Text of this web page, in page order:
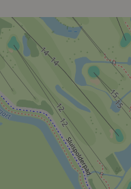
zijn in 40
zich op slechts
in als